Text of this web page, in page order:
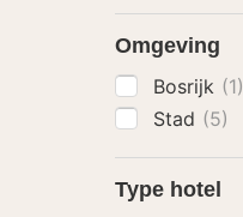
Omgeving
Bosrijk (1)
Stad (5)
Type hotel